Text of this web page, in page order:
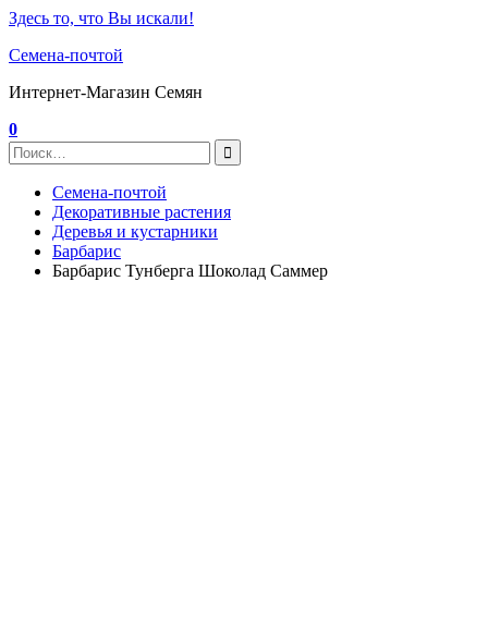
Здесь то, что Вы искали!
Семена-почтой
Интернет-Магазин Семян
0
Семена-почтой
Декоративные растения
Деревья и кустарники
Барбарис
Барбарис Тунберга Шоколад Саммер